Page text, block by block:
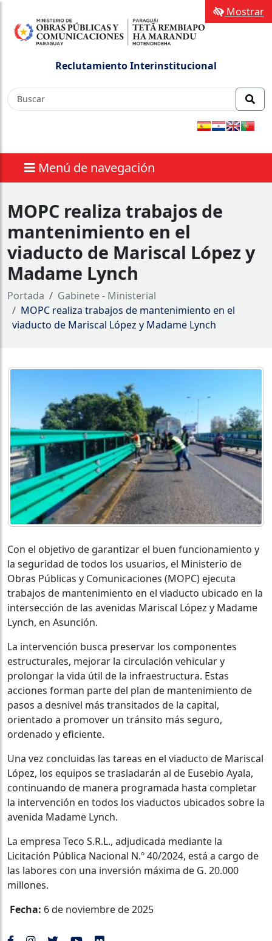
Reclutamiento Interinstitucional
Menú de navegación
Mostrar
MOPC realiza trabajos de
mantenimiento en el
viaducto de Mariscal López y
Madame Lynch
Portada
Gabinete - Ministerial
MOPC realiza trabajos de mantenimiento en el
viaducto de Mariscal López y Madame Lynch
Con el objetivo de garantizar el buen funcionamiento y
la seguridad de todos los usuarios, el Ministerio de
Obras Públicas y Comunicaciones (MOPC) ejecuta
trabajos de mantenimiento en el viaducto ubicado en la
intersección de las avenidas Mariscal López y Madame
Lynch, en Asunción.
La intervención busca preservar los componentes
estructurales, mejorar la circulación vehicular y
prolongar la vida útil de la infraestructura. Estas
acciones forman parte del plan de mantenimiento de
pasos a desnivel más transitados de la capital,
orientado a promover un tránsito más seguro,
ordenado y eficiente.
Una vez concluidas las tareas en el viaducto de Mariscal
López, los equipos se trasladarán al de Eusebio Ayala,
continuando de manera programada hasta completar
la intervención en todos los viaductos ubicados sobre la
avenida Madame Lynch.
La empresa Teco S.R.L., adjudicada mediante la
Licitación Pública Nacional N.º 40/2024, está a cargo de
las labores con una inversión máxima de G. 20.000
millones.
Fecha: 6 de noviembre de 2025